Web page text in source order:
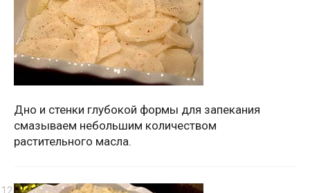
Дно и стенки глубокой формы для запекания
смазываем небольшим количеством
растительного масла.